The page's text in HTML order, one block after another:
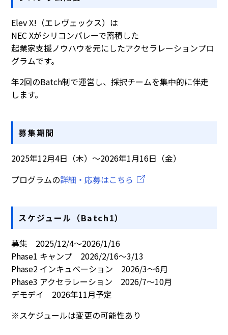
Elev X!（エレヴェックス）は
NEC Xがシリコンバレーで蓄積した
起業家支援ノウハウを元にしたアクセラレーションプロ
グラムです。
年2回のBatch制で運営し、採択チームを集中的に伴走
します。
募集期間
2025年12月4日（木）〜2026年1月16日（金）
プログラムの詳細・応募はこちら
スケジュール（Batch1）
募集 2025/12/4〜2026/1/16
Phase1 キャンプ 2026/2/16〜3/13
Phase2 インキュベーション 2026/3〜6月
Phase3 アクセラレーション 2026/7〜10月
デモデイ 2026年11月予定
※スケジュールは変更の可能性あり